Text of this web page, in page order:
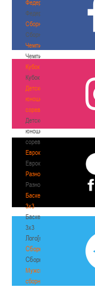
Федерация
Федерация
Сборные
Сборные
Чемпионат
Чемпионат
Кубок
Кубок
Детско-
юношеские
соревнования
Детско-
юношеские
соревнования
Еврокубки
Еврокубки
Разное
Разное
Баскетбол
3х3
Баскетбол
3х3
Лого[modid=121]
Сборные
Сборные
Мужские
сборные